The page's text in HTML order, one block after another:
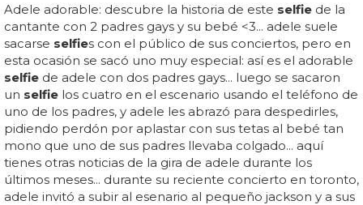
Adele adorable: descubre la historia de este selfie de la
cantante con 2 padres gays y su bebé <3... adele suele
sacarse selfies con el público de sus conciertos, pero en
esta ocasión se sacó uno muy especial: así es el adorable
selfie de adele con dos padres gays... luego se sacaron
un selfie los cuatro en el escenario usando el teléfono de
uno de los padres, y adele les abrazó para despedirles,
pidiendo perdón por aplastar con sus tetas al bebé tan
mono que uno de sus padres llevaba colgado... aquí
tienes otras noticias de la gira de adele durante los
últimos meses... durante su reciente concierto en toronto,
adele invitó a subir al esenario al pequeño jackson y a sus